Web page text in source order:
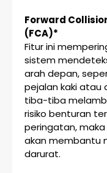
Forward
(FCA)*
Fitur ini
sistem
arah depan,
pejalan kaki atau
tiba-tiba
risiko benturan
peringatan,
akan membantu
darurat.